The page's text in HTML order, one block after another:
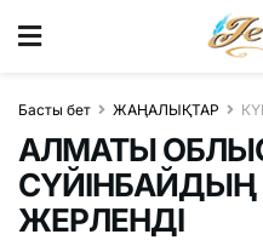
Басты бет ЖАҢАЛЫҚТАР
АЛМАТЫ
СҮЙІНБАЙДЫҢ
ЖЕРЛЕНДІ